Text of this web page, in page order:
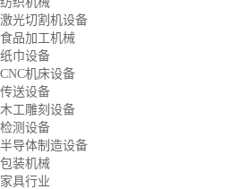
激光切割机设备
食品加工机械
纸巾设备
CNC机床设备
传送设备
木工雕刻设备
检测设备
半导体制造设备
包装机械
家具行业